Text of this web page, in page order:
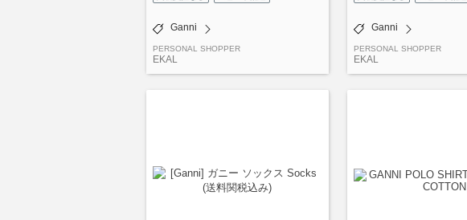
Ganni
PERSONAL SHOPPER
EKAL
Ganni
PERSONAL SHOPPER
EKAL